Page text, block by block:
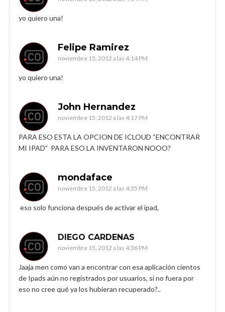
yo quiero una!
Felipe Ramirez
noviembre 15, 2012 a las 4:14 PM
yo quiero una!
John Hernandez
noviembre 15, 2012 a las 4:17 PM
PARA ESO ESTA LA OPCION DE ICLOUD “ENCONTRAR
MI IPAD” PARA ESO LA INVENTARON NOOO?
mondaface
noviembre 15, 2012 a las 4:35 PM
eso solo funciona después de activar el ipad,
DIEGO CARDENAS
noviembre 15, 2012 a las 4:36 PM
Jaaja men como van a encontrar con esa aplicación cientos
de Ipads aún no registrados por usuarios, si no fuera por
eso no cree qué ya los hubieran recuperado?..